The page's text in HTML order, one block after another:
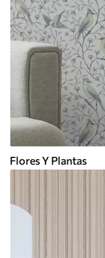
Flores Y Plantas